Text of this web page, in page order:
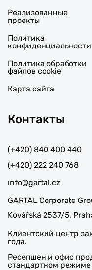
Реализованные
проекты
Политика
конфиденциальности
Политика обработки
файлов cookie
Карта сайта
Контакты
(+420) 840 400 440
(+420) 222 240 768
info@gartal.cz
GARTAL Corporate
Kovářská 2537/5,
Клиентский центр
года.
Ресепшен и офис
стандартном режиме